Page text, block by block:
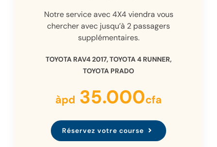
Notre service avec 4X4 viendra vous
chercher avec jusqu’à 2 passagers
supplémentaires.
TOYOTA RAV4 2017, TOYOTA 4 RUNNER,
TOYOTA PRADO
àpd 35.000cfa
Réservez votre course